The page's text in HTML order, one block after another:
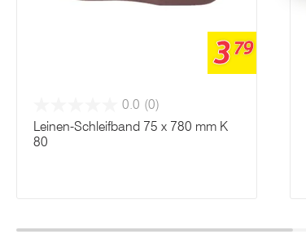
379
0.0 (0)
Leinen-Schleifband 75 x 780 mm K
80